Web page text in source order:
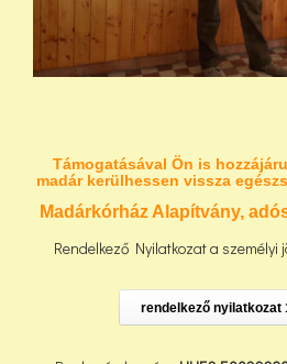
Támogatásával Ön is
madár kerülhessen vissza
Madárkórház Alapítvány,
Rendelkező Nyilatkozat a személyi
rendelkező nyilatkozat